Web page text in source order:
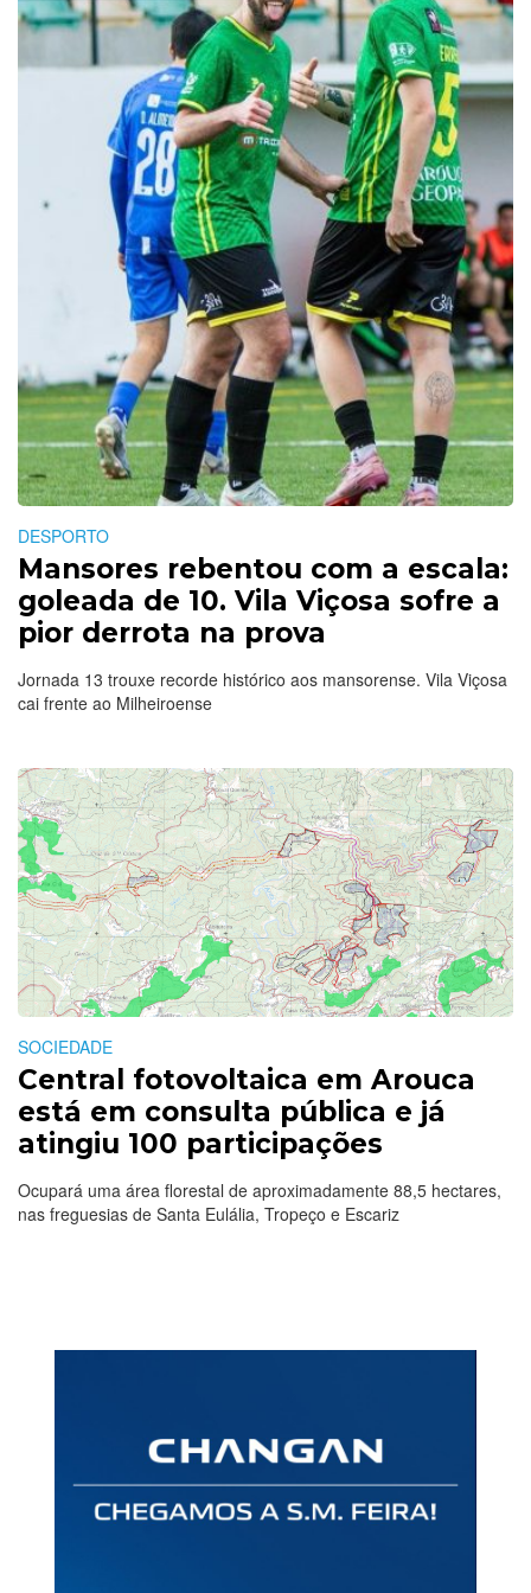
DESPORTO
Mansores rebentou com a escala:
goleada de 10. Vila Viçosa sofre a
pior derrota na prova
Jornada 13 trouxe recorde histórico aos mansorense. Vila Viçosa
cai frente ao Milheiroense
SOCIEDADE
Central fotovoltaica em Arouca
está em consulta pública e já
atingiu 100 participações
Ocupará uma área florestal de aproximadamente 88,5 hectares,
nas freguesias de Santa Eulália, Tropeço e Escariz